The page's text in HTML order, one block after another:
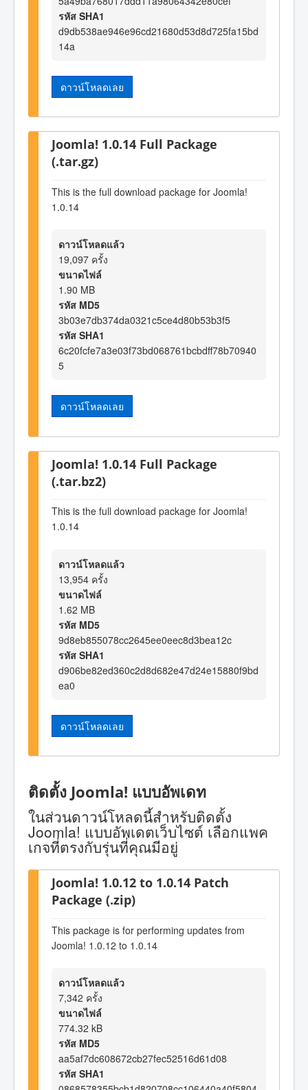
รหัส SHA1
d9db538ae946e96cd21680d53d8d725fa15bd
14a
ดาวน์โหลดเลย
Joomla! 1.0.14 Full Package
(.tar.gz)
This is the full download package for Joomla!
1.0.14
ดาวน์โหลดแล้ว
19,097 ครั้ง
ขนาดไฟล์
1.90 MB
รหัส MD5
3b03e7db374da0321c5ce4d80b53b3f5
รหัส SHA1
6c20fcfe7a3e03f73bd068761bcbdff78b70940
5
ดาวน์โหลดเลย
Joomla! 1.0.14 Full Package
(.tar.bz2)
This is the full download package for Joomla!
1.0.14
ดาวน์โหลดแล้ว
13,954 ครั้ง
ขนาดไฟล์
1.62 MB
รหัส MD5
9d8eb855078cc2645ee0eec8d3bea12c
รหัส SHA1
d906be82ed360c2d8d682e47d24e15880f9bd
ea0
ดาวน์โหลดเลย
ติดตั้ง Joomla! แบบอัพเดท
ในส่วนดาวน์โหลดนี้สำหรับติดตั้ง
Joomla! แบบอัพเดตเว็บไซต์ เลือกแพค
เกจที่ตรงกับรุ่นที่คุณมีอยู่
Joomla! 1.0.12 to 1.0.14 Patch
Package (.zip)
This package is for performing updates from
Joomla! 1.0.12 to 1.0.14
ดาวน์โหลดแล้ว
7,342 ครั้ง
ขนาดไฟล์
774.32 kB
รหัส MD5
aa5af7dc608672cb27fec52516d61d08
รหัส SHA1